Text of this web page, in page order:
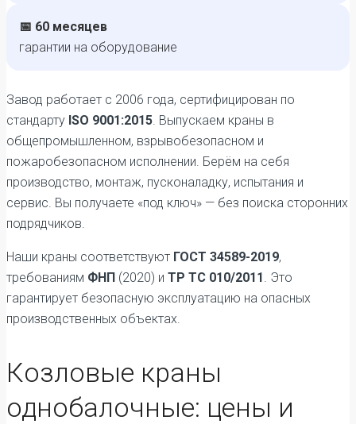
📅 60 месяцев
гарантии на оборудование
Завод работает с 2006 года, сертифицирован по
стандарту ISO 9001:2015 . Выпускаем краны в
общепромышленном, взрывобезопасном и
пожаробезопасном исполнении. Берём на себя
производство, монтаж, пусконаладку, испытания и
сервис. Вы получаете «под ключ» — без поиска сторонних
подрядчиков.
Наши краны соответствуют ГОСТ 34589-2019,
требованиям ФНП (2020) и ТР ТС 010/2011 . Это
гарантирует безопасную эксплуатацию на опасных
производственных объектах.
Козловые краны
однобалочные: цены и